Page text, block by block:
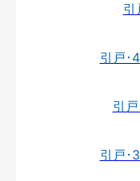
引
引戸･
引
引戸･